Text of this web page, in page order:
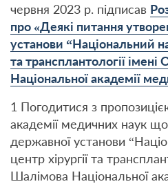
червня 2023 р. підписав
про «Деякі питання
установи “Національний
та трансплантології
Національної академії
1 Погодитися з
академії медичних наук
державної установи
центр хірургії та
Шалімова Національної